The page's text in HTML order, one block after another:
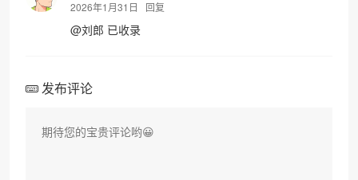
2026年1月31日 回复
@刘郎 已收录
发布评论